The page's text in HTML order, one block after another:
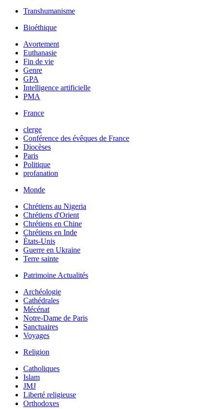
Transhumanisme
Bioéthique
Avortement
Euthanasie
Fin de vie
Genre
GPA
Intelligence artificielle
PMA
France
clerge
Conférence des évêques de France
Diocèses
Paris
Politique
profanation
Monde
Chrétiens au Nigeria
Chrétiens d'Orient
Chrétiens en Chine
Chrétiens en Inde
États-Unis
Guerre en Ukraine
Terre sainte
Patrimoine Actualités
Archéologie
Cathédrales
Mécénat
Notre-Dame de Paris
Sanctuaires
Voyages
Religion
Catholiques
Islam
JMJ
Liberté religieuse
Orthodoxes